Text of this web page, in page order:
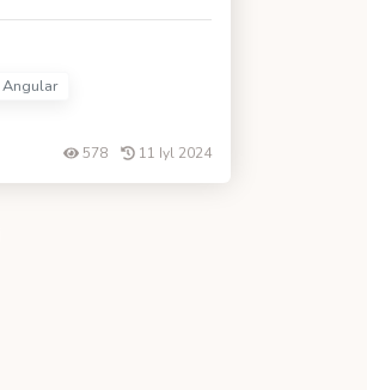
Angular
578 11 Iyl 2024